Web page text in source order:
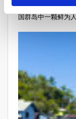
点,即将进入安达曼
国群岛中一颗鲜为